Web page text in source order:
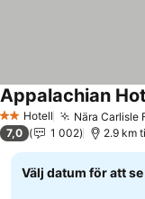
2 Stjärnor
Hotell Nära Carlisle
Appalachian
7,0 1 002 2.9 km
Välj datum för att